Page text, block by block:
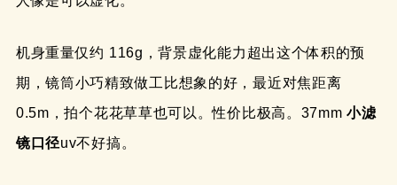
机身重量仅约 116g，背景虚化能力超出这个体积的预
期，镜筒小巧精致做工比想象的好，最近对焦距离
0.5m，拍个花花草草也可以。性价比极高。37mm 小滤
镜口径uv不好搞。